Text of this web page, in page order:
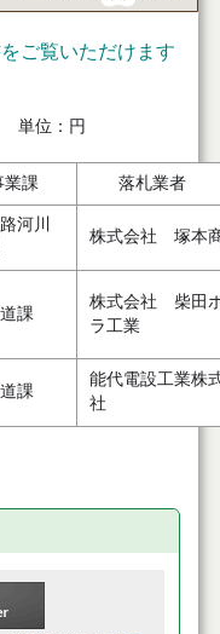
ご覧いただけます
業課 落札業者
河川
株式会社 塚本
課
株式会社 柴田
ラ工業
課
能代電設工業株
社